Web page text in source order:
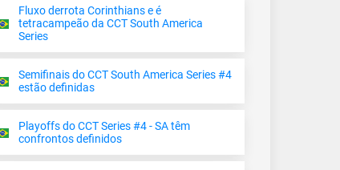
Fluxo derrota Corinthians e é
tetracampeão da CCT South America
Series
Semifinais do CCT South America Series #4
estão definidas
Playoffs do CCT Series #4 - SA têm
confrontos definidos